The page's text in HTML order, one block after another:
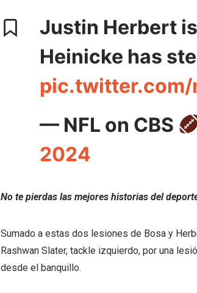
Justin Herbert
Heinicke has
pic.twitter.com/
— NFL on CBS
2024
No te pierdas las mejores historias del
Sumado a estas dos lesiones de Bosa y
Rashwan Slater, tackle izquierdo, por una
desde el banquillo.